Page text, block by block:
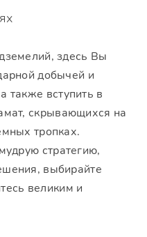
здесь Вы
добычей и
также вступить в
скрывающихся на
тропках.
стратегию,
выбирайте
великим и